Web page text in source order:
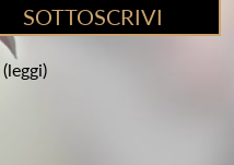
(leggi)